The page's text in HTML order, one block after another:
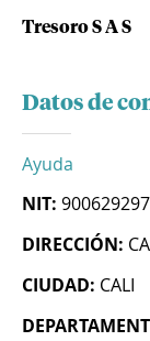
Tresoro S A S
Datos de
Ayuda
NIT:
DIRECCIÓN:
CIUDAD: CALI